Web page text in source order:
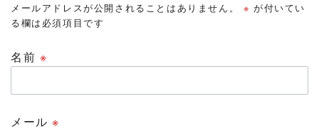
メールアドレスが公開されることはありません。 ※ が付いてい
る欄は必須項目です
名前 ※
メール※